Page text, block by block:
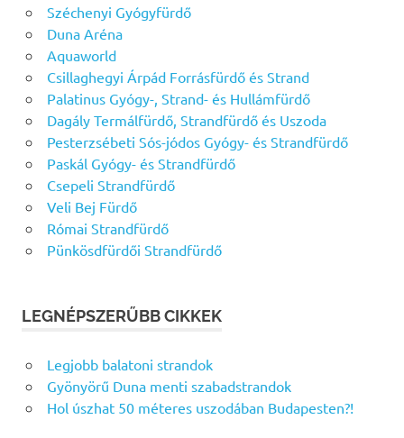
Széchenyi Gyógyfürdő
Duna Aréna
Aquaworld
Csillaghegyi Árpád Forrásfürdő és Strand
Palatinus Gyógy-, Strand- és Hullámfürdő
Dagály Termálfürdő, Strandfürdő és Uszoda
Pesterzsébeti Sós-jódos Gyógy- és Strandfürdő
Paskál Gyógy- és Strandfürdő
Csepeli Strandfürdő
Veli Bej Fürdő
Római Strandfürdő
Pünkösdfürdői Strandfürdő
LEGNÉPSZERŰBB CIKKEK
Legjobb balatoni strandok
Gyönyörű Duna menti szabadstrandok
Hol úszhat 50 méteres uszodában Budapesten?!